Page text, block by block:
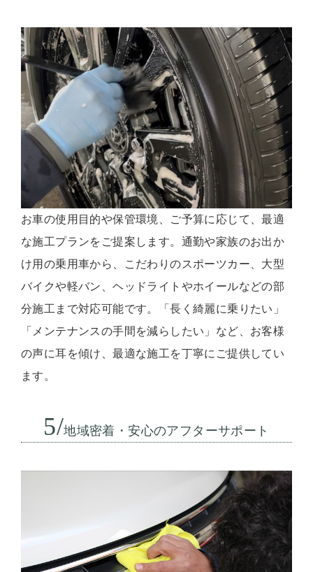
お車の使用目的や保管環境、ご予算に応じて、最適
な施工プランをご提案します。通勤や家族のお出か
け用の乗用車から、こだわりのスポーツカー、大型
バイクや軽バン、ヘッドライトやホイールなどの部
分施工まで対応可能です。「長く綺麗に乗りたい」
「メンテナンスの手間を減らしたい」など、お客様
の声に耳を傾け、最適な施工を丁寧にご提供してい
ます。
5/地域密着・安心のアフターサポート